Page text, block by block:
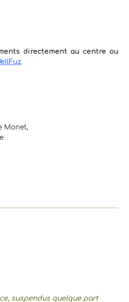
directement au centre ou
Monet,
suspendus quelque part